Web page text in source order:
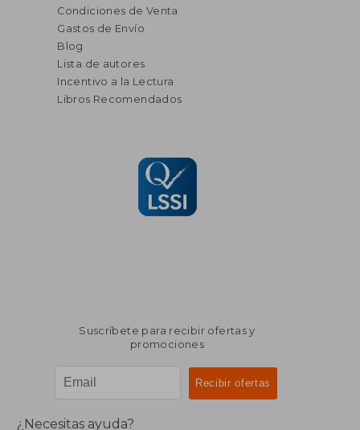
Condiciones de Venta
Gastos de Envío
Blog
Lista de autores
Incentivo a la Lectura
Libros Recomendados
Suscríbete para recibir ofertas y
promociones
¿Necesitas ayuda?